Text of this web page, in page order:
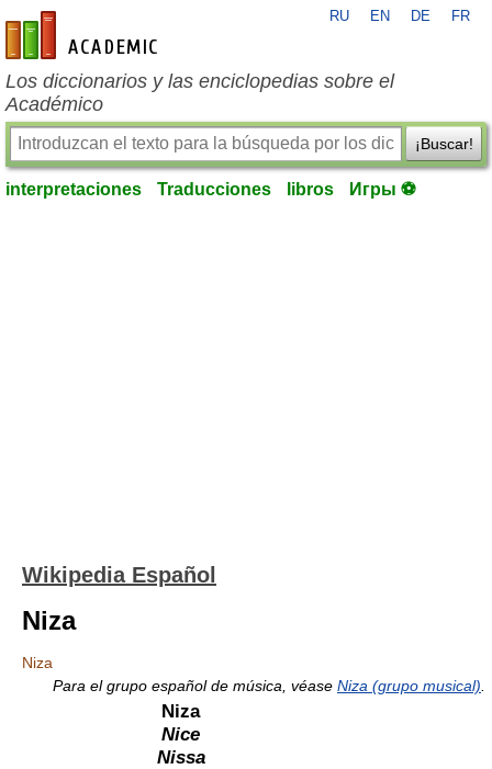
es-academic.com
RU EN DE FR
Los diccionarios y las enciclopedias sobre el
Académico
¡Buscar!
interpretaciones Traducciones libros Игры ⚽
Wikipedia Español
Niza
Niza
Para el grupo español de música, véase Niza (grupo musical)
Niza
Nice
Nissa